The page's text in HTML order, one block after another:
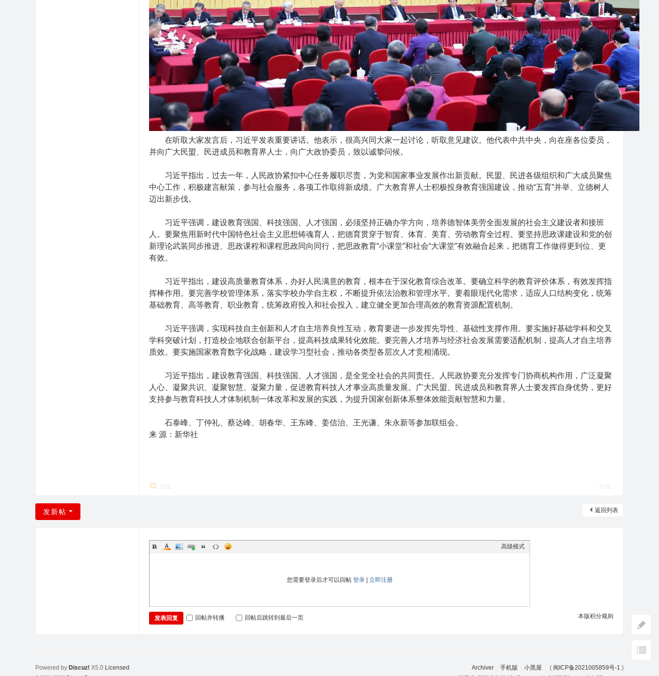
在听取大家发言后，习近平发表重要讲话。他表示，很高兴同大家一起讨论，听取意见建议。他代表中共中央，向在座各位委员，
并向广大民盟、民进成员和教育界人士，向广大政协委员，致以诚挚问候。
习近平指出，过去一年，人民政协紧扣中心任务履职尽责，为党和国家事业发展作出新贡献。民盟、民进各级组织和广大成员聚焦
中心工作，积极建言献策，参与社会服务，各项工作取得新成绩。广大教育界人士积极投身教育强国建设，推动“五育”并举、立德树人
迈出新步伐。
习近平强调，建设教育强国、科技强国、人才强国，必须坚持正确办学方向，培养德智体美劳全面发展的社会主义建设者和接班
人。要聚焦用新时代中国特色社会主义思想铸魂育人，把德育贯穿于智育、体育、美育、劳动教育全过程。要坚持思政课建设和党的创
新理论武装同步推进、思政课程和课程思政同向同行，把思政教育“小课堂”和社会“大课堂”有效融合起来，把德育工作做得更到位、更
有效。
习近平指出，建设高质量教育体系，办好人民满意的教育，根本在于深化教育综合改革。要确立科学的教育评价体系，有效发挥指
挥棒作用。要完善学校管理体系，落实学校办学自主权，不断提升依法治教和管理水平。要着眼现代化需求，适应人口结构变化，统筹
基础教育、高等教育、职业教育，统筹政府投入和社会投入，建立健全更加合理高效的教育资源配置机制。
习近平强调，实现科技自主创新和人才自主培养良性互动，教育要进一步发挥先导性、基础性支撑作用。要实施好基础学科和交叉
学科突破计划，打造校企地联合创新平台，提高科技成果转化效能。要完善人才培养与经济社会发展需要适配机制，提高人才自主培养
质效。要实施国家教育数字化战略，建设学习型社会，推动各类型各层次人才竞相涌现。
习近平指出，建设教育强国、科技强国、人才强国，是全党全社会的共同责任。人民政协要充分发挥专门协商机构作用，广泛凝聚
人心、凝聚共识、凝聚智慧、凝聚力量，促进教育科技人才事业高质量发展。广大民盟、民进成员和教育界人士要发挥自身优势，更好
支持参与教育科技人才体制机制一体改革和发展的实践，为提升国家创新体系整体效能贡献智慧和力量。
石泰峰、丁仲礼、蔡达峰、胡春华、王东峰、姜信治、王光谦、朱永新等参加联组会。
来 源：新华社
返回列表
发新帖
高级模式
您需要登录后才可以回帖 登录| 立即注册
本版积分规则
发表回复 回帖并转播 回帖后跳转到最后一页
Archiver 手机版 小黑屋 ( 闽ICP备2021005859号-1 )
Powered by Discuz! X5.0 Licensed